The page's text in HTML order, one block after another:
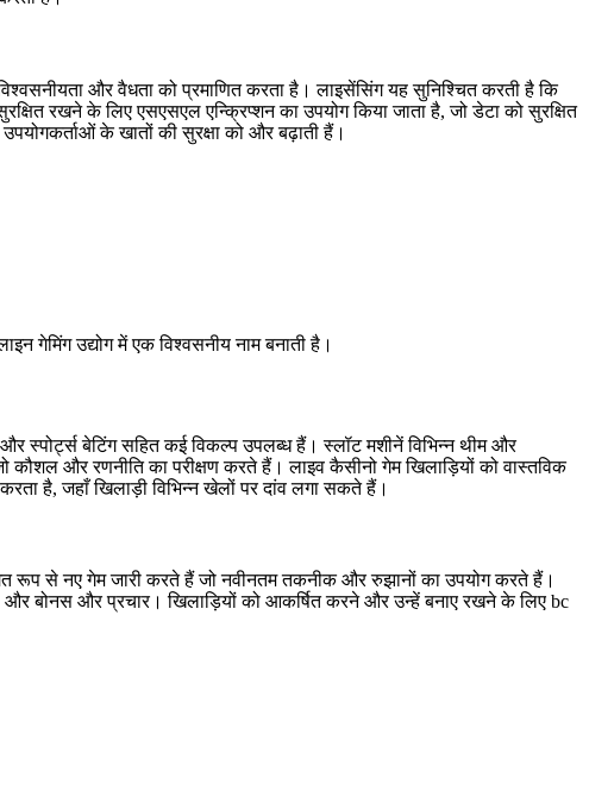
और वैधता को प्रमाणित करता है। लाइसेंसिंग यह सुनिश्चित करती है कि
रखने के लिए एसएसएल एन्क्रिप्शन का उपयोग किया जाता है, जो डेटा को सुरक्षित
के खातों की सुरक्षा को और बढ़ाती हैं।
गेमिंग उद्योग में एक विश्वसनीय नाम बनाती है।
स्पोर्ट्स बेटिंग सहित कई विकल्प उपलब्ध हैं। स्लॉट मशीनें विभिन्न थीम और
और रणनीति का परीक्षण करते हैं। लाइव कैसीनो गेम खिलाड़ियों को वास्तविक
है, जहाँ खिलाड़ी विभिन्न खेलों पर दांव लगा सकते हैं।
रूप से नए गेम जारी करते हैं जो नवीनतम तकनीक और रुझानों का उपयोग करते हैं।
बोनस और प्रचार। खिलाड़ियों को आकर्षित करने और उन्हें बनाए रखने के लिए bc